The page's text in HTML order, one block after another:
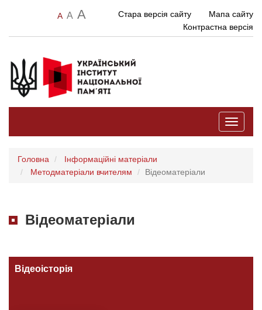
A A A Стара версія сайту
Мапа сайту
Контрастна версія
Toggle
Головна
Інформаційні матеріали
Методматеріали вчителям
Відеоматеріали
Відеоматеріали
Відеоісторія